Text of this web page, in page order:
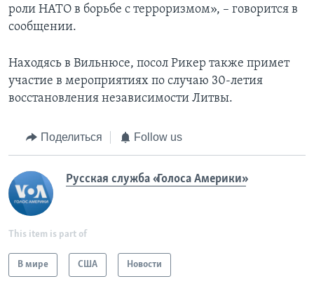
роли НАТО в борьбе с терроризмом», – говорится в
сообщении.
Находясь в Вильнюсе, посол Рикер также примет
участие в мероприятиях по случаю 30-летия
восстановления независимости Литвы.
Поделиться Follow us
Русская служба «Голоса Америки»
This item is part of
В мире США Новости